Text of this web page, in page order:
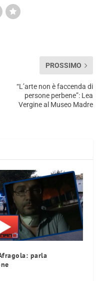
PROSSIMO
“L’arte non è faccenda di
persone perbene”: Lea
Vergine al Museo Madre
parla